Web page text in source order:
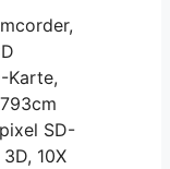
Karte,
SD-
10X